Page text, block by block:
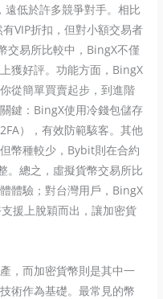
低於許多競爭對手。相比
VIP折扣，但對小額交易者
交易所比較中，BingX不僅
獲好評。功能方面，BingX
從簡單買賣起步，到進階
鍵：BingX使用冷錢包儲存
），有效防範駭客。其他
幣種較少，Bybit則在合約
。總之，虛擬貨幣交易所比
體驗；對台灣用戶，BingX
援上脫穎而出，讓加密貨
，而加密貨幣則是其中一
術作為基礎。最常見的幣